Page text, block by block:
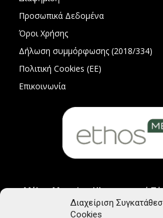
Διαχείριση
Cookies
Προσωπικά Δεδομένα
Όροι Χρήσης
Δήλωση συμμόρφωσης (2018/334)
Πολιτική Cookies (ΕΕ)
Επικοινωνία
Μέλος Μητρώου Ηλεκτρονικού